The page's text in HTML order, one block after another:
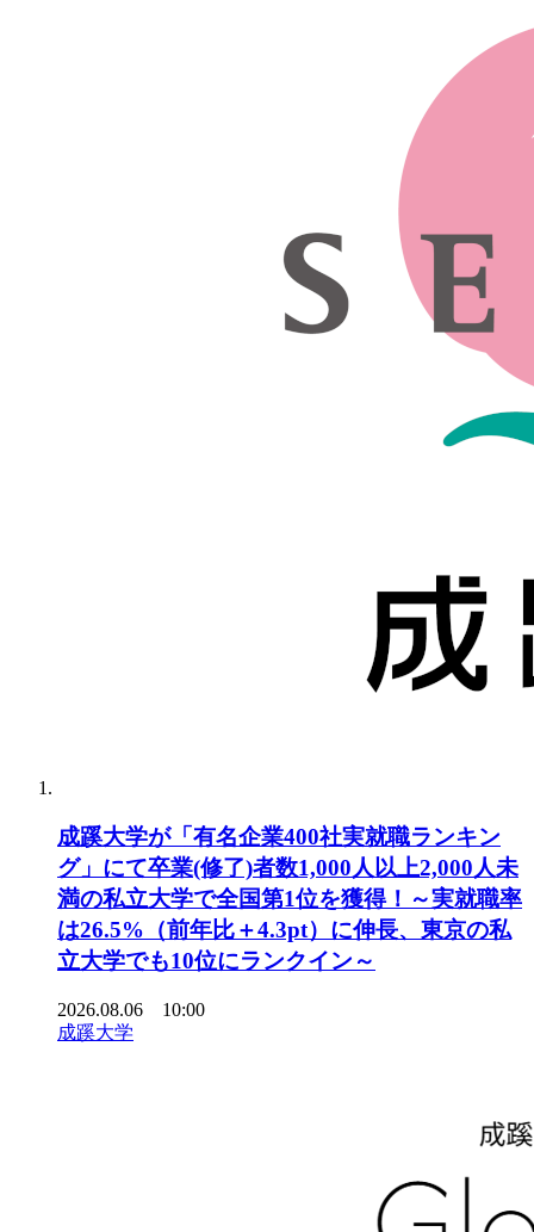
成蹊大学が「有名企業400社実就職ランキン
グ」にて卒業(修了)者数1,000人以上2,000人未
満の私立大学で全国第1位を獲得！～実就職率
は26.5%（前年比＋4.3pt）に伸長、東京の私
立大学でも10位にランクイン～
2026.08.06 10:00
成蹊大学